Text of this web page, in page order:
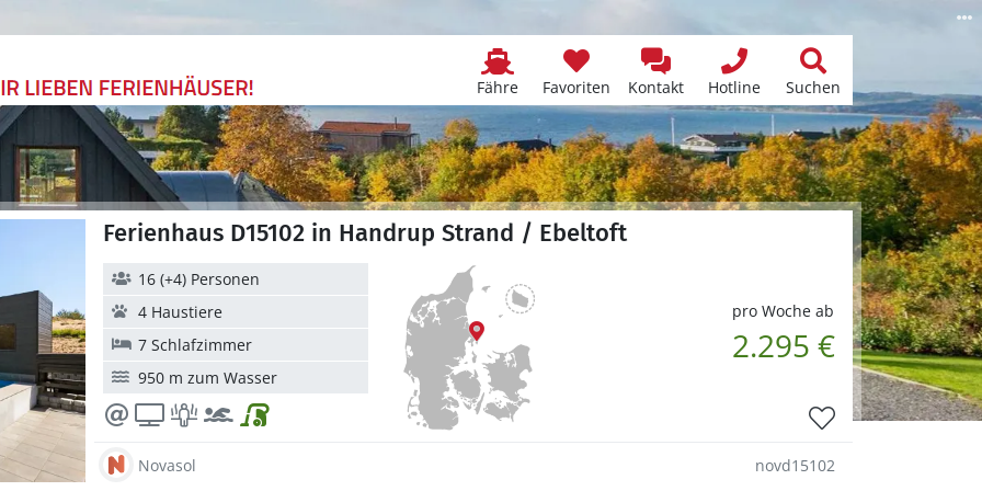
Fähre Favoriten Kontakt Hotline Suchen
Ferienhaus D15102 in Handrup Strand / Ebeltoft
pro Woche ab
2.295 €
16 (+4) Personen
4 Haustiere
7 Schlafzimmer
950 m zum Wasser
Novasol novd15102